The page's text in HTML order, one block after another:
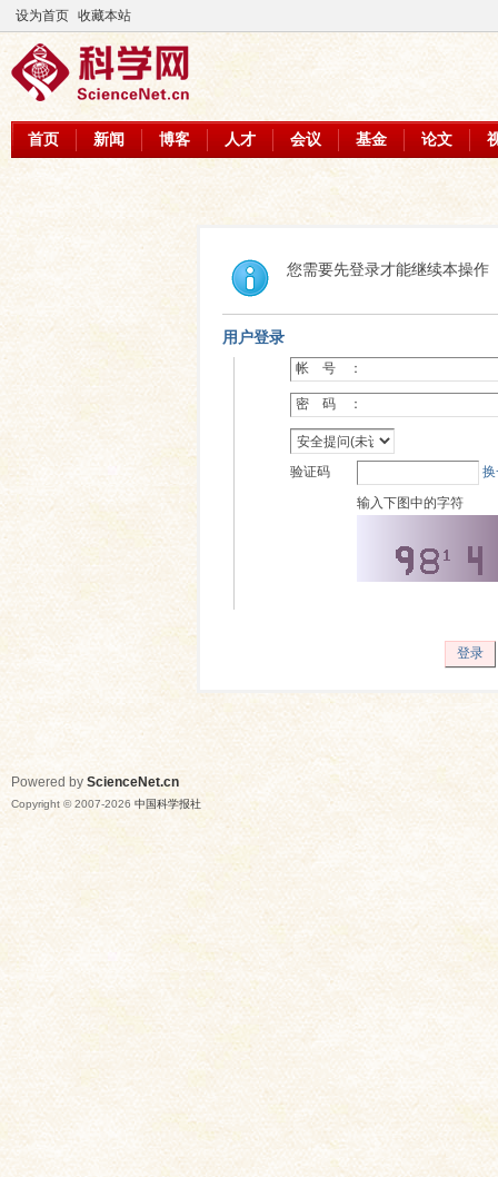
设为首页 收藏本站
首页 新闻 博客 人才 会议 基金 论文
您需要先登录才能继续本操作
用户登录
帐 号 ：
密 码 ：
验证码
输入下图中的字符
登录
Powered by ScienceNet.cn
Copyright © 2007-2026 中国科学报社